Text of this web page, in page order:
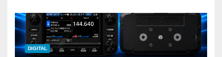
DIGITAL